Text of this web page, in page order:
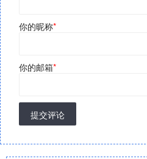
你的昵称*
你的邮箱*
提交评论